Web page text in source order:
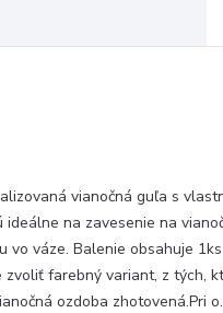
vianočná guľa s
ideálne na zavesenie na
vo váze. Balenie obsahuje
zvoliť farebný variant, z tých,
ozdoba zhotovená.Pri